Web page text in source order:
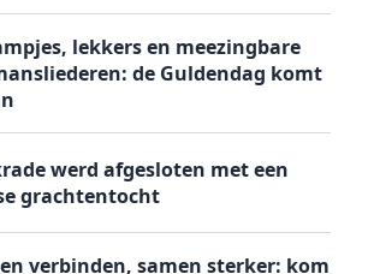
lekkers en meezingbare
de Guldendag komt
werd afgesloten met een
grachtentocht
verbinden, samen sterker: kom